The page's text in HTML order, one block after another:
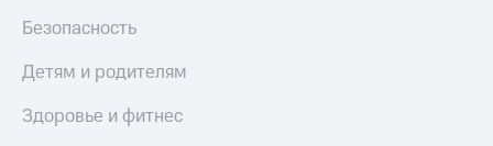
Безопасность
Детям и родителям
Здоровье и фитнес